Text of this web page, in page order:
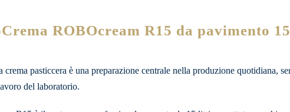
ROBOcream R15 da pavimento
crema pasticcera è una preparazione centrale nella produzione quotidiana,
del laboratorio.